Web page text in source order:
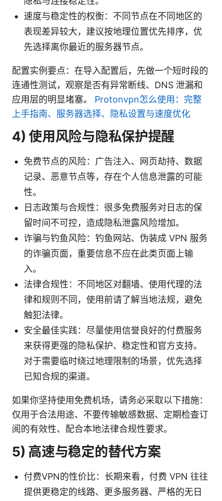
速度与稳定性的权衡：不同节点在不同地区的
表现差异较大，建议按地理位置优先排序，优
先选择离你最近的服务器节点。
配置实例要点：在导入配置后，先做一个短时段的
连通性测试，观察是否有异常断线、DNS 泄漏和
应用层的明显堵塞。 Protonvpn怎么使用：完整
上手指南、服务器选择、隐私设置与速度优化
4) 使用风险与隐私保护提醒
免费节点的风险：广告注入、网页劫持、数据
记录、恶意节点等，存在个人信息泄露的可能
性。
日志政策与合规性：很多免费服务对日志的保
留时间不可控，造成隐私泄露风险增加。
诈骗与钓鱼风险：钓鱼网站、伪装成 VPN 服务
的诈骗页面，重要信息不应在此类页面上输
入。
法律合规性：不同地区对翻墙、使用代理的法
律和规则不同，使用前请了解当地法规，避免
触犯法律。
安全最佳实践：尽量使用信誉良好的付费服务
来获得更强的隐私保护、稳定性和官方支持。
对于需要临时绕过地理限制的场景，优先选择
已知合规的渠道。
如果你坚持使用免费机场，请务必采取以下措施：
仅用于合法用途、不要传输敏感数据、定期检查订
阅的有效性、配合本地法律合规性要求。
5) 高速与稳定的替代方案
付费VPN的性价比：长期来看，付费 VPN 往往
提供更稳定的线路、更多服务器、严格的无日